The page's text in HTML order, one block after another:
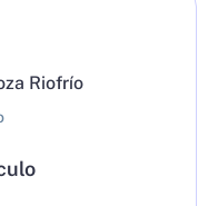
Riofrío